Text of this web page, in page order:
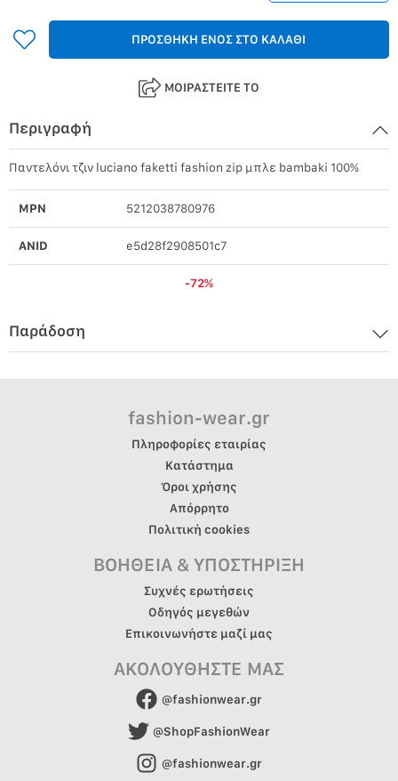
ΠΡΟΣΘΗΚΗ ΕΝΟΣ ΣΤΟ ΚΑΛΑΘΙ
ΜΟΙΡΑΣΤΕΙΤΕ ΤΟ
Περιγραφή
Παντελόνι τζιν luciano faketti fashion zip μπλε bambaki 100%
MPN 5212038780976
ANID e5d28f2908501c7
-72%
Παράδοση
fashion-wear.gr
Πληροφορίες εταιρίας
Κατάστημα
Όροι χρήσης
Απόρρητο
Πολιτική cookies
ΒΟΗΘΕΙΑ & ΥΠΟΣΤΗΡΙΞΗ
Συχνές ερωτήσεις
Οδηγός μεγεθών
Επικοινωνήστε μαζί μας
ΑΚΟΛΟΥΘΗΣΤΕ ΜΑΣ
@fashionwear.gr
@ShopFashionWear
@fashionwear.gr